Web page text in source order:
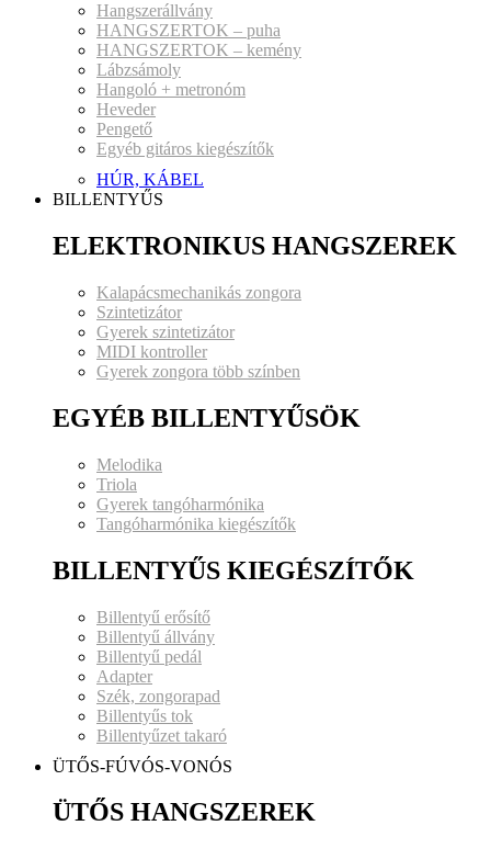
Hangszerállvány
HANGSZERTOK – puha
HANGSZERTOK – kemény
Lábzsámoly
Hangoló + metronóm
Heveder
Pengető
Egyéb gitáros kiegészítők
HÚR, KÁBEL
BILLENTYŰS
ELEKTRONIKUS HANGSZEREK
Kalapácsmechanikás zongora
Szintetizátor
Gyerek szintetizátor
MIDI kontroller
Gyerek zongora több színben
EGYÉB BILLENTYŰSÖK
Melodika
Triola
Gyerek tangóharmónika
Tangóharmónika kiegészítők
BILLENTYŰS KIEGÉSZÍTŐK
Billentyű erősítő
Billentyű állvány
Billentyű pedál
Adapter
Szék, zongorapad
Billentyűs tok
Billentyűzet takaró
ÜTŐS-FÚVÓS-VONÓS
ÜTŐS HANGSZEREK